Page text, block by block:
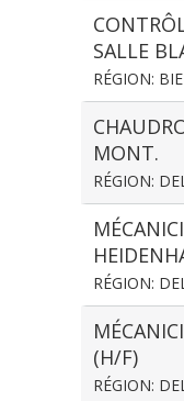
SALLE
RÉGION:
MONT.
RÉGION:
RÉGION:
(H/F)
RÉGION: